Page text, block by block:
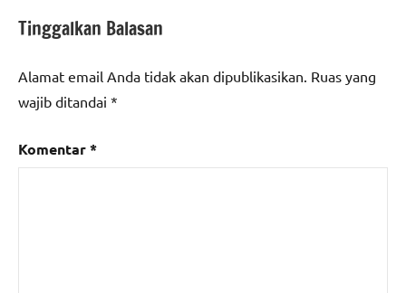
Tinggalkan Balasan
Alamat email Anda tidak akan dipublikasikan. Ruas yang
wajib ditandai *
Komentar*